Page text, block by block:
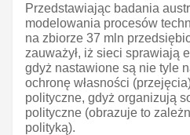
Przedstawiając badania
modelowania procesów
na zbiorze 37 mln
zauważył, iż sieci sprawiają
gdyż nastawione są nie tyle
ochronę własności
polityczne, gdyż organizują
polityczne (obrazuje to
polityką).